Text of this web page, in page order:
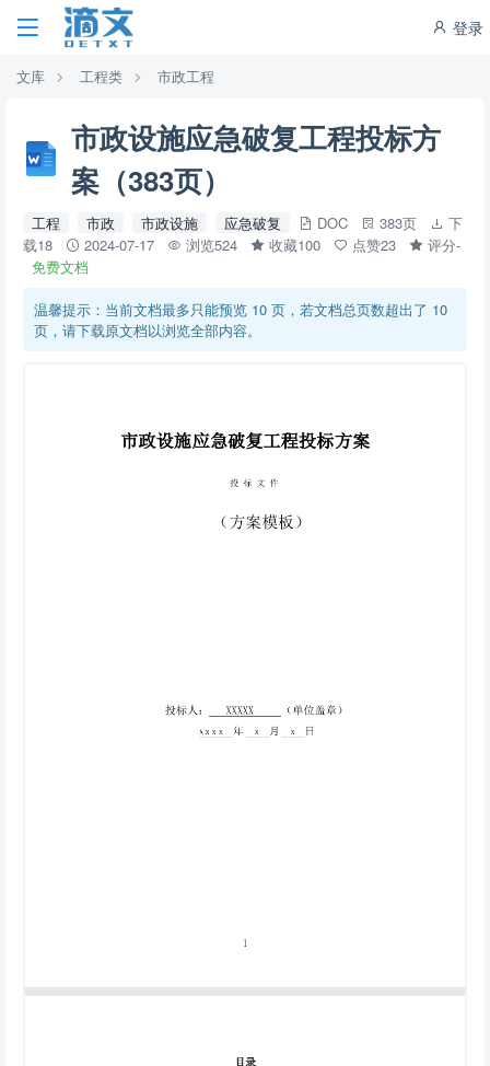
登录
文库 工程类 市政工程
市政设施应急破复工程投标方
案（383页）
工程 市政 市政设施 应急破复 DOC 383页
下
载18
2024-07-17 浏览524 收藏100 点赞23
评分-
免费文档
温馨提示：当前文档最多只能预览 10 页，若文档总页数超出了 10
页，请下载原文档以浏览全部内容。